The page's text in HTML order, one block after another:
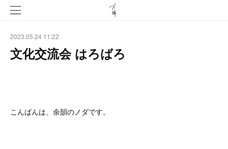
2023.05.24 11:22
文化交流会 はろばろ
こんばんは、余韻のノダです。